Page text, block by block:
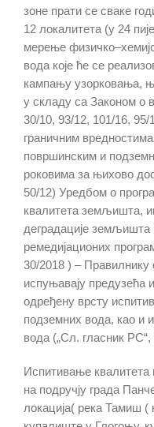
зоне прати се сваке
12 локалитета (у 24
мерење
вода које ће се
кампању узорковања,
у складу са Законом о
30/10, 93/12, 101/16, 95/
граничним вредностима
површинским и
роковима за њихово
50/12) Уредбом о
квалитета земљишта,
деградације земљишта
ремедијационих
30/2018 ) – Правилнику
испуњавају предузећа
одређену врсту
подземних вода, као и
вода („Сл. гласник РС“,
Испитивање квалитета
на подручју града
локација( река Тамиш